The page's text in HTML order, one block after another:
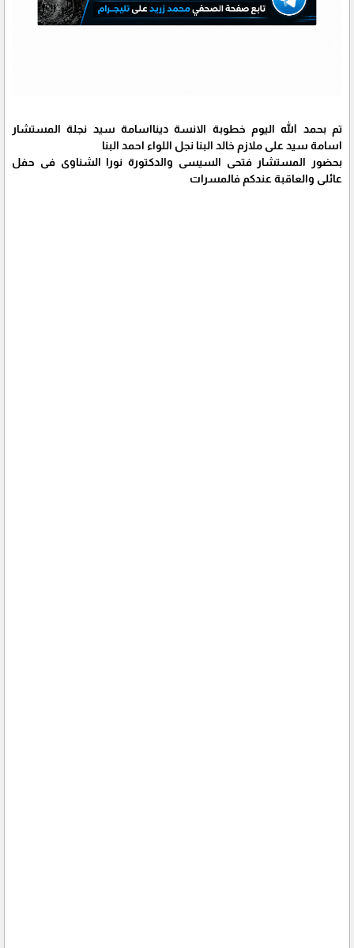
تم بحمد الله اليوم خطوبة الانسة دينااسامة سيد نجلة المستشار
اسامة سيد على ملازم خالد البنا نجل اللواء احمد البنا
بحضور المستشار فتحى السيسى والدكتورة نورا الشناوى فى حفل
عائلى والعاقبة عندكم فالمسرات